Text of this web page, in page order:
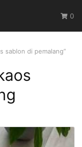
0
sablon di pemalang”